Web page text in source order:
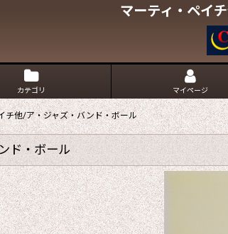
マーティ・ペイ
カテゴリ マイページ
チ他/ア・ジャズ・バンド・ボール
ド・ボール